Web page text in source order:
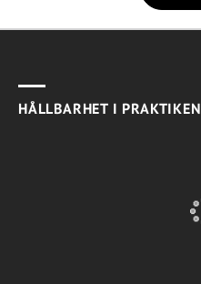
HÅLLBARHET I PRAKTIKEN